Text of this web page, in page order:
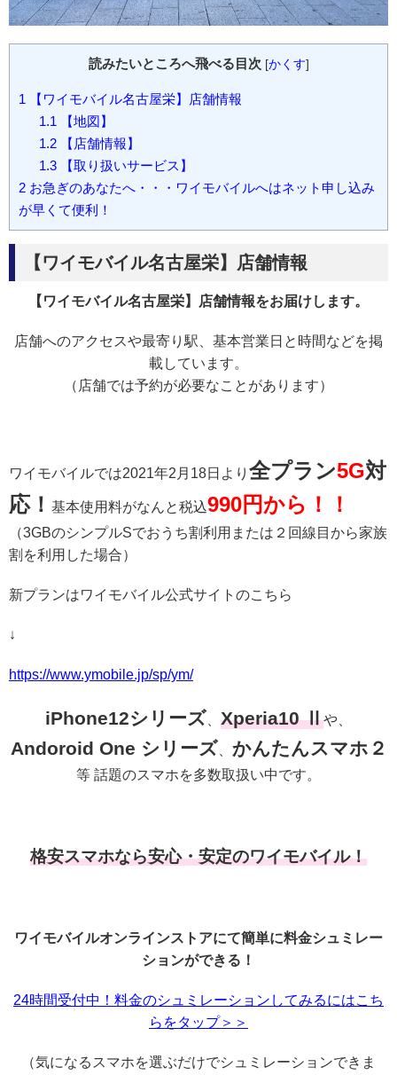
読みたいところへ飛べる目次 [かくす]
1 【ワイモバイル名古屋栄】店舗情報
1.1 【地図】
1.2【店舗情報】
1.3【取り扱いサービス】
2 お急ぎのあなたへ・・・ワイモバイルへはネット申し込み
が早くて便利！
【ワイモバイル名古屋栄】店舗情報
【ワイモバイル名古屋栄】店舗情報をお届けします。
店舗へのアクセスや最寄り駅、基本営業日と時間などを掲
載しています。
（店舗では予約が必要なことがあります）
ワイモバイルでは2021年2月18日より 全プラン5G対
応！ 基本使用料がなんと税込990円から！！
（3GBのシンプルSでおうち割利用または２回線目から家族
割を利用した場合）
新プランはワイモバイル公式サイトのこちら
↓
https://www.ymobile.jp/sp/ym/
iPhone12シリーズ Xperia10 Ⅱや、
Andoroid One シリーズ かんたんスマホ２
等 話題のスマホを多数取扱い中です。
格安スマホなら安心・安定のワイモバイル！
ワイモバイルオンラインストアにて簡単に料金シュミレー
ションができる！
24時間受付中！料金のシュミレーションしてみるにはこち
らをタップ＞＞
（気になるスマホを選ぶだけでシュミレーションできま